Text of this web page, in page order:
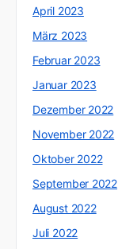
April 2023
März 2023
Februar 2023
Januar 2023
Dezember 2022
November 2022
Oktober 2022
September 2022
August 2022
Juli 2022